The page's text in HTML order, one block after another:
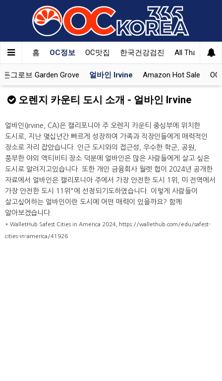
홈 OC정보 OC맛집 한국건강검진 All That Korea
든그로브 Garden Grove 얼바인 Irvine Amazon Hot Sale
오렌지 카운티 도시 소개 - 얼바인 Irvine
얼바인(Irvine, CA)은 캘리포니아 주 오렌지 카운티 중심부에 위치한
도시로, 지난 몇십년간 빠르게 성장하여 가족과 직장인들에게 매력적인
장소로 자리 잡았습니다. 인근 도시와의 접근성, 우수한 학군, 공원,
풍부한 야외 액티비티 장소 덕분에 얼바인은 많은 사람들에게 살고 싶은
도시로 알려지고있습니다. 또한 개인 금융회사 월렛 헙이 2024년 공개한
자료에서 얼바인은 캘리포니아 주에서 가장 안전한 도시 1위, 미 전역에서
가장 안전한 도시 11위 *에 선정되기도하였습니다. 이렇게 사람들이
살고싶어하는 얼바인이란 도시에 어떤 매력이 있을까요? 함께
알아보겠습니다.
* WalletHub Safest Cities in America 2024, https://wallethub.com/edu/safest-
cities-in-america/41926